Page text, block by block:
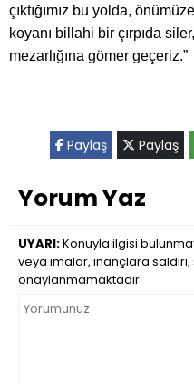
çıktığımız bu yolda,
koyanı billahi bir çırpıda
mezarlığına gömer geçeriz.”
Paylaş Paylaş
Yorum Yaz
UYARI:Konuyla ilgisi
veya imalar, inançlara
onaylanmamaktadır.